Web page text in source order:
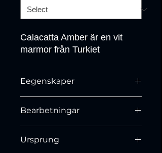
Calacatta Amber är en vit
marmor från Turkiet
Eegenskaper
Bearbetningar
Ursprung